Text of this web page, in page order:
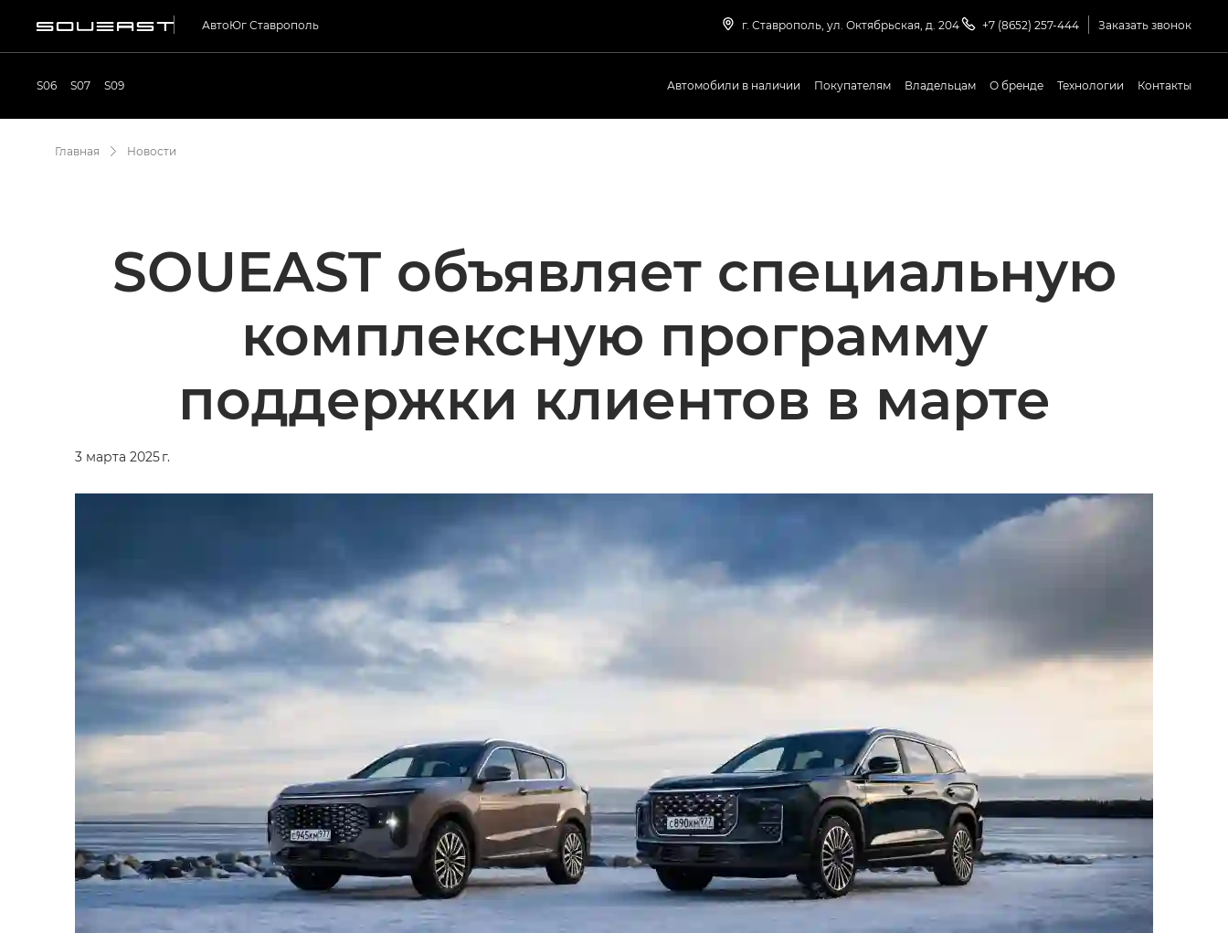
АвтоЮг Ставрополь г. Ставрополь, ул. Октябрьская, д. 204 +7 (8652) 257-444 Заказать звонок
S06 S07 S09 Автомобили в наличии Покупателям Владельцам О бренде Технологии Контакты
Главная Новости
SOUEAST объявляет специальную
комплексную программу
поддержки клиентов в марте
3 марта 2025 г.